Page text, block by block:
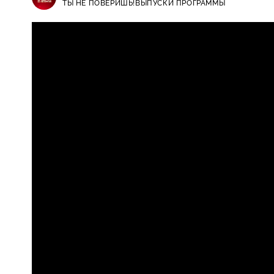
ТЫ НЕ ПОВЕРИШЬ!ВЫПУСКИ ПРОГРАММЫ